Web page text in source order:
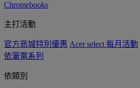
Chromebooks
主打活動
官方商城特別優惠 Acer select 每月活動
依筆電系列
依類別